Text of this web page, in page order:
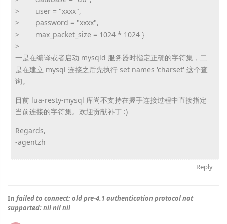
> user = "xxxx",
> password = "xxxx",
> max_packet_size = 1024 * 1024 }
>
一是在编译或者启动 mysqld 服务器时指定正确的字符集，二
是在建立 mysql 连接之后先执行 set names 'charset' 这个查
询。
目前 lua-resty-mysql 库尚不支持在握手连接过程中直接指定
当前连接的字符集。 欢迎贡献补丁 :)
Regards,
-agentzh
Reply
In failed to connect: old pre-4.1 authentication protocol not
supported: nil nil nil